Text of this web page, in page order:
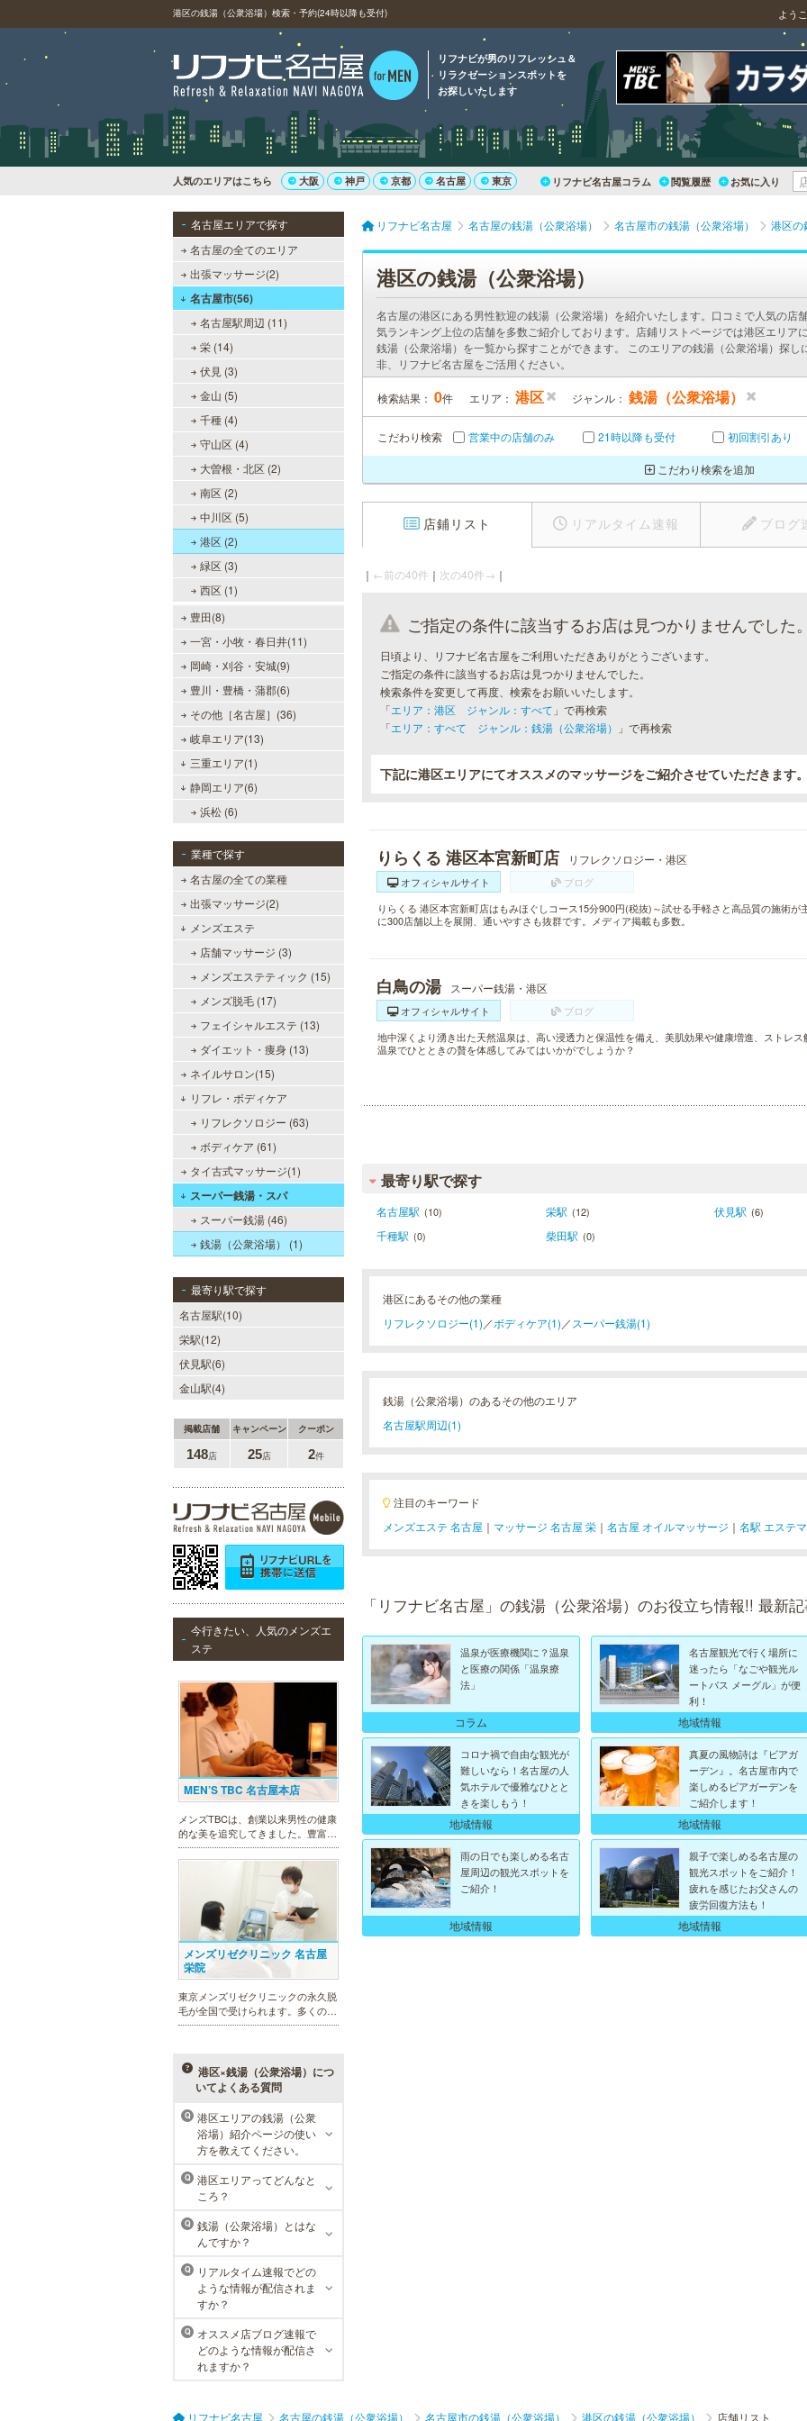
港区の銭湯（公衆浴場）検索・予約(24時以降も受付) ようこ
リフナビが男のリフレッシュ＆
リラクゼーションスポットを
お探しいたします
人気のエリアはこちら 大阪 神戸 京都 名古屋 東京 リフナビ名古屋コラム 閲覧履歴 お気に入り
名古屋エリアで探す
名古屋の全てのエリア
出張マッサージ(2)
名古屋市(56)
名古屋駅周辺 (11)
栄 (14)
伏見 (3)
金山 (5)
千種 (4)
守山区 (4)
大曽根・北区 (2)
南区 (2)
中川区 (5)
港区 (2)
緑区 (3)
西区 (1)
豊田(8)
一宮・小牧・春日井(11)
岡崎・刈谷・安城(9)
豊川・豊橋・蒲郡(6)
その他［名古屋］(36)
岐阜エリア(13)
三重エリア(1)
静岡エリア(6)
浜松 (6)
業種で探す
名古屋の全ての業種
出張マッサージ(2)
メンズエステ
店舗マッサージ (3)
メンズエステティック (15)
メンズ脱毛 (17)
フェイシャルエステ (13)
ダイエット・痩身 (13)
ネイルサロン(15)
リフレ・ボディケア
リフレクソロジー (63)
ボディケア (61)
タイ古式マッサージ(1)
スーパー銭湯・スパ
スーパー銭湯 (46)
銭湯（公衆浴場） (1)
最寄り駅で探す
名古屋駅(10)
栄駅(12)
伏見駅(6)
金山駅(4)
掲載店舗 キャンペーン クーポン
148店 25店 2件
今行きたい、人気のメンズエ
ステ
MEN’S TBC 名古屋本店
メンズTBCは、創業以来男性の健康
的な美を追究してきました。豊富な
脱毛メニューを始め、フェイシャル
ケア、下腹引き締め等、各種お得な
体験コースを取り揃えています。選
べる種類の多さで初めての方も安心
です。
メンズリゼクリニック 名古屋
栄院
東京メンズリゼクリニックの永久脱
毛が全国で受けられます。多くの男
性患者様にご支持頂き、新宿1院か
展開するクリニックになりました。
ラ・パルレ 名古屋本店
ラ・パルレでは、内側からも外側か
らも健康的に美しく男性をサポー
ト。脱メタボリックやダイエット、
マッチョコースやにきび内外コー
ス、アロマトリートメント等多彩な
メニューをご用意。お得な体験コー
港区×銭湯（公衆浴場）につ
いてよくある質問
Q
港区エリアの銭湯（公衆
浴場）紹介ページの使い
方を教えてください。
Q
港区エリアってどんなと
ころ？
Q
銭湯（公衆浴場）とはな
んですか？
Q
リアルタイム速報でどの
ような情報が配信されま
すか？
Q
オススメ店ブログ速報で
どのような情報が配信さ
れますか？
リフナビ名古屋 名古屋の銭湯（公衆浴場） 名古屋市の銭湯（公衆浴場） 港区の
港区の銭湯（公衆浴場）
名古屋の港区にある男性歓迎の銭湯（公衆浴場）を紹介いたします。口コミで人気の店
気ランキング上位の店舗を多数ご紹介しております。店鋪リストページでは港区エリア
銭湯（公衆浴場）を一覧から探すことができます。 このエリアの銭湯（公衆浴場）探し
非、リフナビ名古屋をご活用ください。
検索結果： 0件 エリア： 港区 ジャンル： 銭湯（公衆浴場）
こだわり検索 営業中の店舗のみ 21時以降も受付 初回割引あり
こだわり検索を追加
店鋪リスト リアルタイム速報 ブログ
｜ ←前の40件 ｜ 次の40件→ ｜
ご指定の条件に該当するお店は見つかりませんでした。
日頃より、リフナビ名古屋をご利用いただきありがとうございます。
ご指定の条件に該当するお店は見つかりませんでした。
検索条件を変更して再度、検索をお願いいたします。
「エリア：港区 ジャンル：すべて 」で再検索
「エリア：すべて ジャンル：銭湯（公衆浴場） 」で再検索
下記に港区エリアにてオススメのマッサージをご紹介させていただきます。
りらくる 港区本宮新町店 リフレクソロジー・港区
オフィシャルサイト
ブログ
りらくる 港区本宮新町店はもみほぐしコース15分900円(税抜)～試せる手軽さと高品質の施術
に300店舗以上を展開、通いやすさも抜群です。メディア掲載も多数。
白鳥の湯 スーパー銭湯・港区
オフィシャルサイト
ブログ
地中深くより湧き出た天然温泉は、高い浸透力と保温性を備え、美肌効果や健康増進、ストレ
温泉でひとときの贅を体感してみてはいかがでしょうか？
最寄り駅で探す
名古屋駅 (10) 栄駅 (12) 伏見駅 (6)
千種駅 (0) 柴田駅 (0)
港区にあるその他の業種
リフレクソロジー(1) ／ボディケア(1) ／ スーパー銭湯(1)
銭湯（公衆浴場）のあるその他のエリア
名古屋駅周辺(1)
注目のキーワード
メンズエステ 名古屋 ｜ マッサージ 名古屋 栄 ｜ 名古屋 オイルマッサージ ｜ 名駅 エステ
「リフナビ名古屋」の銭湯（公衆浴場）のお役立ち情報!! 最新
温泉が医療機関に？温泉
と医療の関係「温泉療
法」
コラム
名古屋観光で行く場所に
迷ったら「なごや観光ル
ートバス メーグル」が便
利！
地域情報
コロナ禍で自由な観光が
難しいなら！名古屋の人
気ホテルで優雅なひとと
きを楽しもう！
地域情報
真夏の風物詩は『ビアガ
ーデン』。名古屋市内で
楽しめるビアガーデンを
ご紹介します！
地域情報
雨の日でも楽しめる名古
屋周辺の観光スポットを
ご紹介！
地域情報
親子で楽しめる名古屋の
観光スポットをご紹介！
疲れを感じたお父さんの
疲労回復方法も！
地域情報
リフナビ名古屋 名古屋の銭湯（公衆浴場） 名古屋市の銭湯（公衆浴場） 港区の銭湯（公衆浴場） 店舗リスト